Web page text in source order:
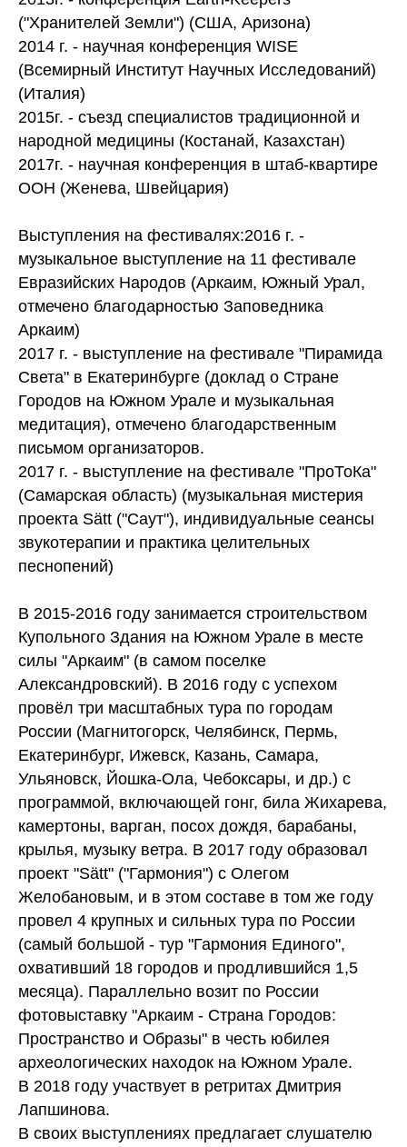
("Хранителей Земли") (США, Аризона)
2014 г. - научная конференция WISE
(Всемирный Институт Научных Исследований)
(Италия)
2015г. - съезд специалистов традиционной и
народной медицины (Костанай, Казахстан)
2017г. - научная конференция в штаб-квартире
ООН (Женева, Швейцария)
Выступления на фестивалях:2016 г. -
музыкальное выступление на 11 фестивале
Евразийских Народов (Аркаим, Южный Урал,
отмечено благодарностью Заповедника
Аркаим)
2017 г. - выступление на фестивале "Пирамида
Света" в Екатеринбурге (доклад о Стране
Городов на Южном Урале и музыкальная
медитация), отмечено благодарственным
письмом организаторов.
2017 г. - выступление на фестивале "ПроТоКа"
(Самарская область) (музыкальная мистерия
проекта Sätt ("Саут"), индивидуальные сеансы
звукотерапии и практика целительных
песнопений)
В 2015-2016 году занимается строительством
Купольного Здания на Южном Урале в месте
силы "Аркаим" (в самом поселке
Александровский). В 2016 году с успехом
провёл три масштабных тура по городам
России (Магнитогорск, Челябинск, Пермь,
Екатеринбург, Ижевск, Казань, Самара,
Ульяновск, Йошка-Ола, Чебоксары, и др.) с
программой, включающей гонг, била Жихарева,
камертоны, варган, посох дождя, барабаны,
крылья, музыку ветра. В 2017 году образовал
проект "Sätt" ("Гармония") с Олегом
Желобановым, и в этом составе в том же году
провел 4 крупных и сильных тура по России
(самый большой - тур "Гармония Единого",
охвативший 18 городов и продлившийся 1,5
месяца). Параллельно возит по России
фотовыставку "Аркаим - Страна Городов:
Пространство и Образы" в честь юбилея
археологических находок на Южном Урале.
В 2018 году участвует в ретритах Дмитрия
Лапшинова.
В своих выступлениях предлагает слушателю